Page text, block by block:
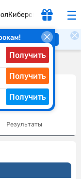
Киберспорт
Получить
Получить
Получить
Скачать
Результаты